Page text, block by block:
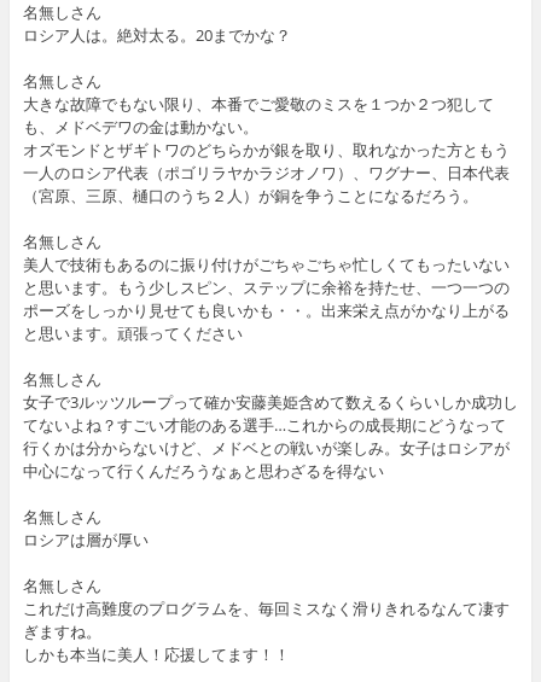
名無しさん
ロシア人は。絶対太る。20までかな？
名無しさん
大きな故障でもない限り、本番でご愛敬のミスを１つか２つ犯して
も、メドベデワの金は動かない。
オズモンドとザギトワのどちらかが銀を取り、取れなかった方ともう
一人のロシア代表（ポゴリラヤかラジオノワ）、ワグナー、日本代表
（宮原、三原、樋口のうち２人）が銅を争うことになるだろう。
名無しさん
美人で技術もあるのに振り付けがごちゃごちゃ忙しくてもったいない
と思います。もう少しスピン、ステップに余裕を持たせ、一つ一つの
ポーズをしっかり見せても良いかも・・。出来栄え点がかなり上がる
と思います。頑張ってください
名無しさん
女子で3ルッツループって確か安藤美姫含めて数えるくらいしか成功し
てないよね？すごい才能のある選手…これからの成長期にどうなって
行くかは分からないけど、メドベとの戦いが楽しみ。女子はロシアが
中心になって行くんだろうなぁと思わざるを得ない
名無しさん
ロシアは層が厚い
名無しさん
これだけ高難度のプログラムを、毎回ミスなく滑りきれるなんて凄す
ぎますね。
しかも本当に美人！応援してます！！